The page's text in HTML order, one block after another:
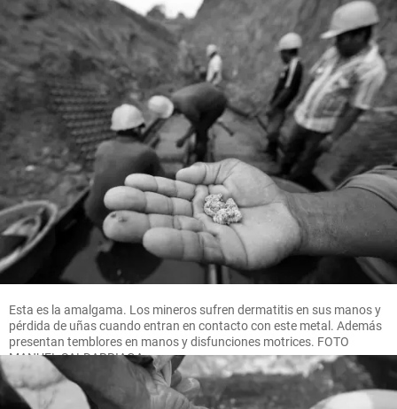
Esta es la amalgama. Los mineros sufren dermatitis en sus manos y
pérdida de uñas cuando entran en contacto con este metal. Además
presentan temblores en manos y disfunciones motrices. FOTO
MANUEL SALDARRIAGA